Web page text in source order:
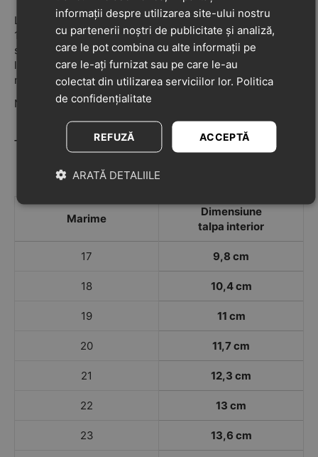
Lungimea interioară este mărită de catre producător cu
12 mm, lungime care este necesară pentru o creștere
sănătoasă și dezvoltarea picioarelor, nu este nevoie sa
lăsați toleranță. După măsurarea piciorului alegeți fix
mărimea corespunzătoare în centimetri din tabel.
Nu se potrivesc piciorușelor late sau pufoase!
Tabel marimi Froddo
Marime
Dimensiune
talpa interior
17 9,8 cm
18 10,4 cm
19 11 cm
20 11,7 cm
21 12,3 cm
22 13 cm
23 13,6 cm
informații despre utilizarea site-ului nostru
cu partenerii noștri de publicitate și analiză,
care le pot combina cu alte informații pe
care le-ați furnizat sau pe care le-au
colectat din utilizarea serviciilor lor. Politica
de confidențialitate
ACCEPTĂ
REFUZĂ
ARATĂ DETALIILE